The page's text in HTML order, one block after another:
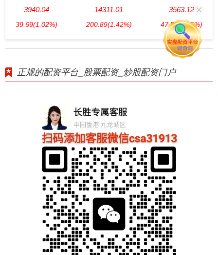
3940.04
39.69(1.02%)
14311.01
200.89(1.42%)
3563.12
47.56(1.35%)
正规的配资平台_股票配资_炒股配资门户